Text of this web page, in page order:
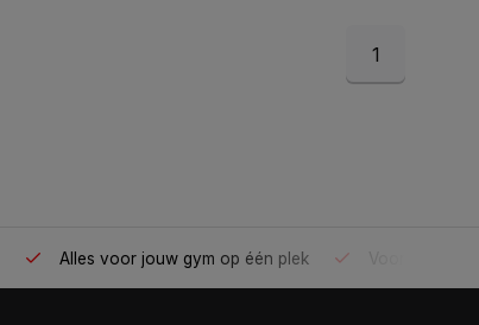
1
Alles voor jouw gym op één plek